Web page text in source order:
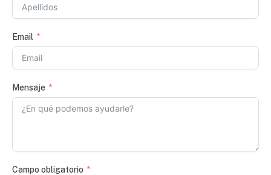
Email
Mensaje
Campo obligatorio